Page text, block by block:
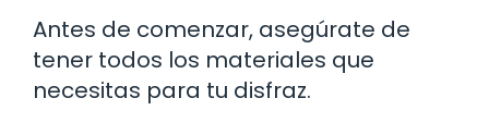
Antes de comenzar, asegúrate de
tener todos los materiales que
necesitas para tu disfraz.